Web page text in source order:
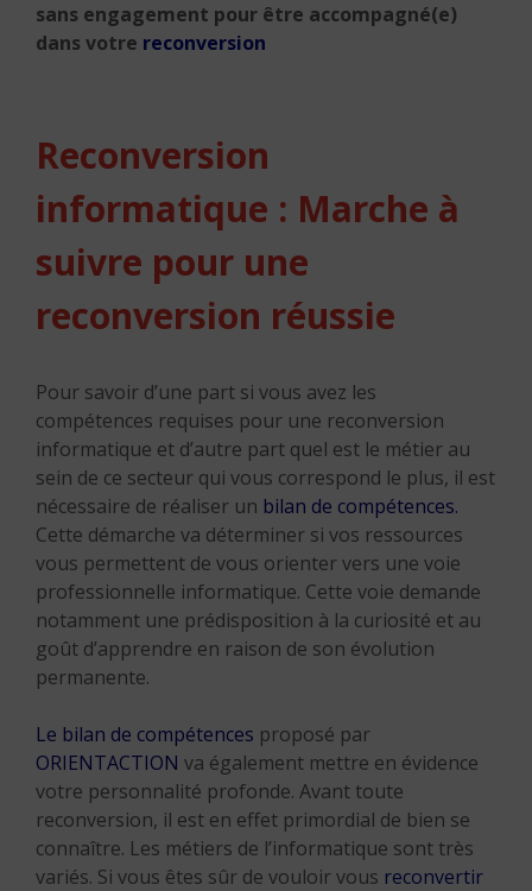
sans engagement pour être accompagné(e)
dans votre reconversion
Reconversion
informatique : Marche à
suivre pour une
reconversion réussie
Pour savoir d’une part si vous avez les
compétences requises pour une reconversion
informatique et d’autre part quel est le métier au
sein de ce secteur qui vous correspond le plus, il est
nécessaire de réaliser un bilan de compétences.
Cette démarche va déterminer si vos ressources
vous permettent de vous orienter vers une voie
professionnelle informatique. Cette voie demande
notamment une prédisposition à la curiosité et au
goût d’apprendre en raison de son évolution
permanente.
Le bilan de compétences proposé par
ORIENTACTION va également mettre en évidence
votre personnalité profonde. Avant toute
reconversion, il est en effet primordial de bien se
connaître. Les métiers de l’informatique sont très
variés. Si vous êtes sûr de vouloir vous reconvertir